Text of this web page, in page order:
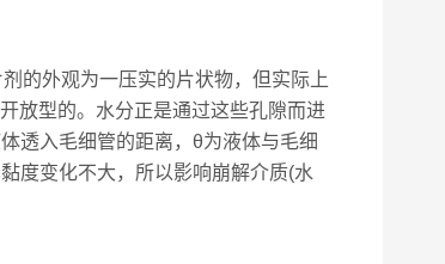
的外观为一压实的片状物，但实际上
放型的。水分正是通过这些孔隙而进
透入毛细管的距离，θ为液体与毛细
度变化不大，所以影响崩解介质(水